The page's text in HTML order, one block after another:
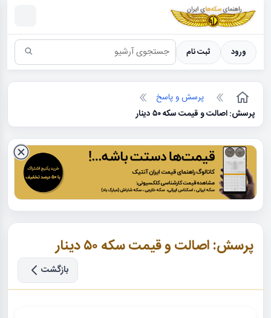
سکه ها ؛ راهنمای سکه شناسی
ورود ثبت نام
پرسش و پاسخ
پرسش: اصالت و قیمت سکه ۵۰ دینار
پرسش: اصالت و قیمت سکه ۵۰ دینار
بازگشت